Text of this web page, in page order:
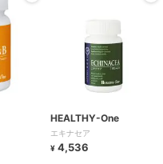
HEALTHY-One
エキナセア
¥ 4,536